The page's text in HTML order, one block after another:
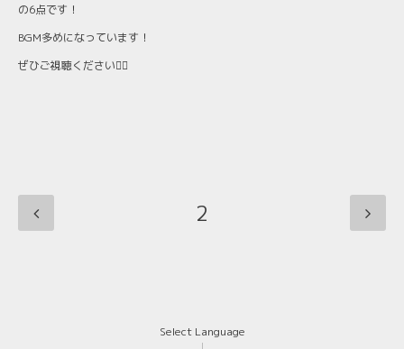
の6点です！
BGM多めになっています！
ぜひご視聴ください🙇‍♂️
2
Select Language